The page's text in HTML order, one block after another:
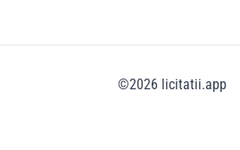
©2026 licitatii.app